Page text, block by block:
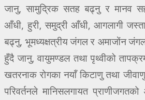
जानु, सामुद्रिक सतह बढ्नु र मानव
आँधी, हुरी, समुद्री आँधी, आगलागी
बढ्नु, भूमध्यक्षत्रीय जंगल र अमाजोंन जंगल
हुँदै जानु, वायुमण्डल तथा पृथ्वीको
खतरनाक रोगका नयाँ किटाणु तथा
परिवर्तनले मानिसलगायत